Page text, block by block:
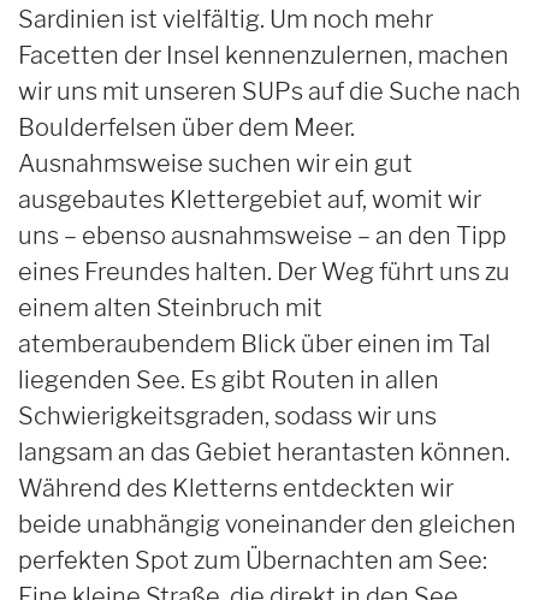
Sardinien ist vielfältig. Um noch mehr
Facetten der Insel kennenzulernen, machen
wir uns mit unseren SUPs auf die Suche nach
Boulderfelsen über dem Meer.
Ausnahmsweise suchen wir ein gut
ausgebautes Klettergebiet auf, womit wir
uns – ebenso ausnahmsweise – an den Tipp
eines Freundes halten. Der Weg führt uns zu
einem alten Steinbruch mit
atemberaubendem Blick über einen im Tal
liegenden See. Es gibt Routen in allen
Schwierigkeitsgraden, sodass wir uns
langsam an das Gebiet herantasten können.
Während des Kletterns entdeckten wir
beide unabhängig voneinander den gleichen
perfekten Spot zum Übernachten am See: